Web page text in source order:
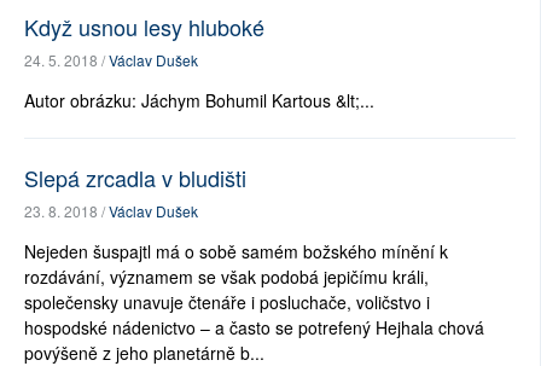
Když usnou lesy hluboké
24. 5. 2018 /Václav Dušek
Autor obrázku: Jáchym Bohumil Kartous &lt;...
Slepá zrcadla v bludišti
23. 8. 2018 /Václav Dušek
Nejeden šuspajtl má o sobě samém božského mínění k
rozdávání, významem se však podobá jepičímu králi,
společensky unavuje čtenáře i posluchače, voličstvo i
hospodské nádenictvo – a často se potrefený Hejhala chová
povýšeně z jeho planetárně b...